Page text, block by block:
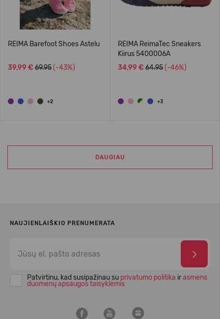
REIMA Barefoot Shoes Astelu
39,99 € 69.95 (-43%)
+2
REIMA ReimaTec Sneakers
Kiirus 5400006A
34,99 € 64.95 (-46%)
+3
DAUGIAU
NAUJIENLAIŠKIO PRENUMERATA
Patvirtinu, kad susipažinau su privatumo politika irasmens
duomenų apsaugos taisyklėmis